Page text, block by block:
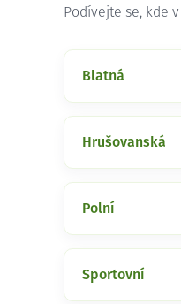
Podívejte se, kde
Blatná
Hrušovanská
Polní
Sportovní